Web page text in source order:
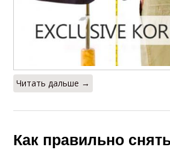
Читать дальше →
Как правильно